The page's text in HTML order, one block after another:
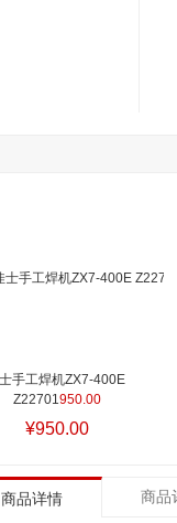
手工焊机ZX7-400E
Z22701950.00
¥950.00
商品详情 商品